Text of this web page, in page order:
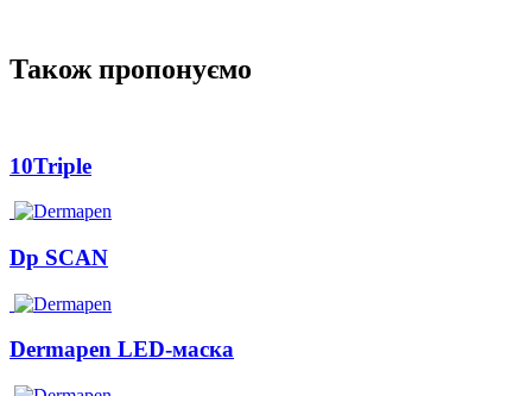
Також пропонуємо
10Triple
Dp SCAN
Dermapen LED-маска